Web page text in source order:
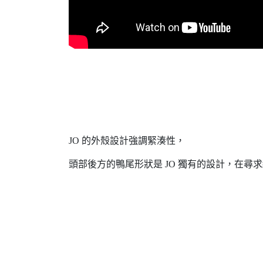
JO 的外殼設計強調緊湊性，
頭部後方的鴨尾形狀是 JO 獨有的設計，在尋